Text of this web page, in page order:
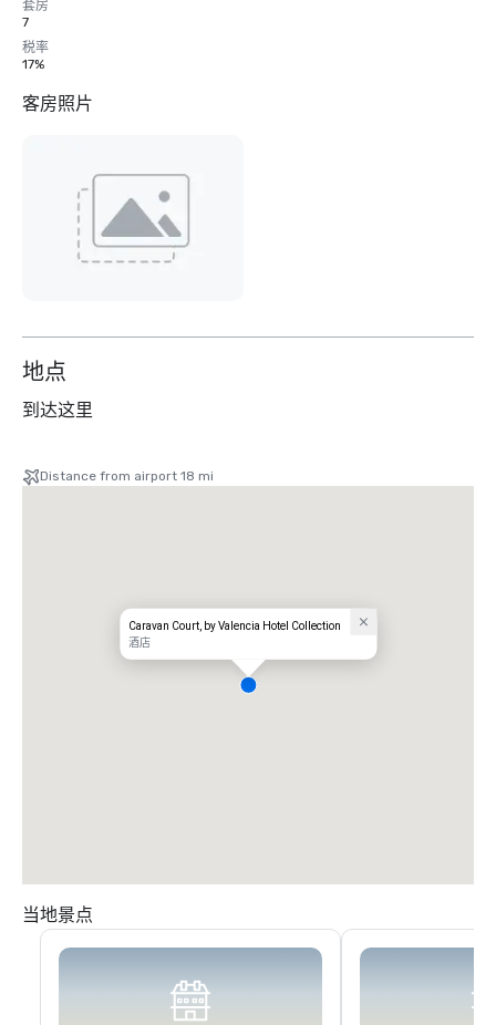
套房
7
税率
17%
客房照片
地点
到达这里
Distance from airport 18 mi
Caravan Court, by Valencia Hotel Collection
酒店
当地景点